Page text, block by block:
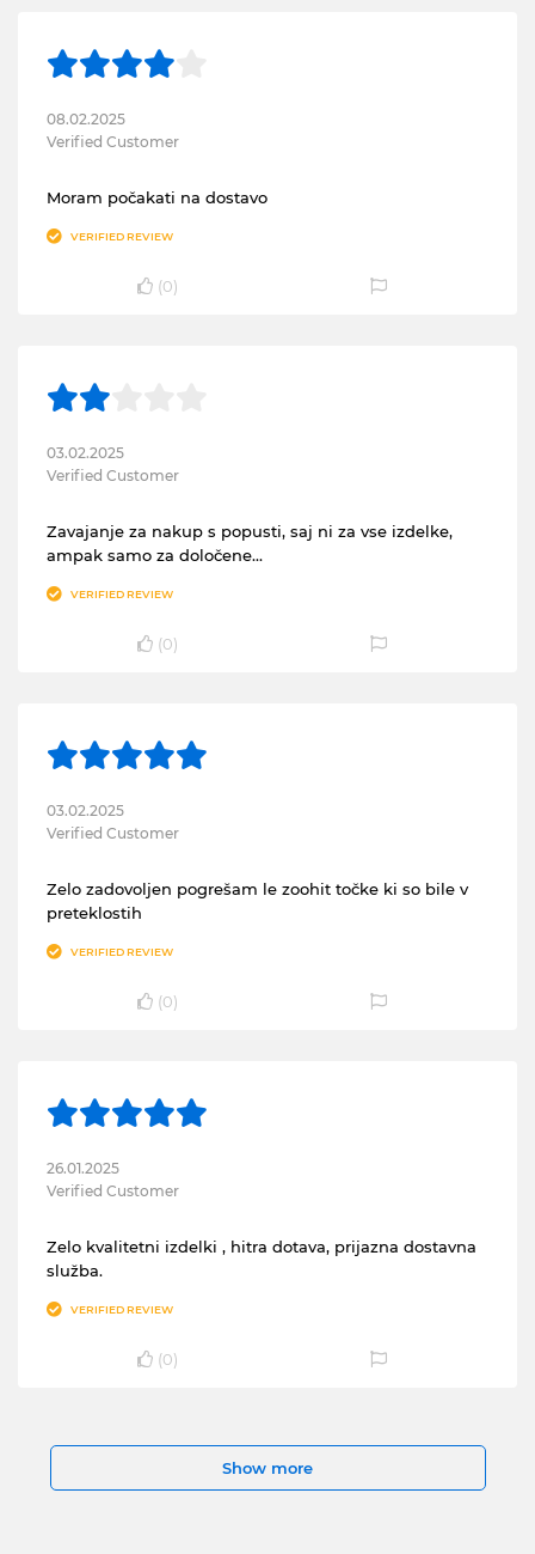
08.02.2025
Verified Customer
Moram počakati na dostavo
VERIFIED REVIEW
(0)
03.02.2025
Verified Customer
Zavajanje za nakup s popusti, saj ni za vse izdelke,
ampak samo za določene...
VERIFIED REVIEW
(0)
03.02.2025
Verified Customer
Zelo zadovoljen pogrešam le zoohit točke ki so bile v
preteklostih
VERIFIED REVIEW
(0)
26.01.2025
Verified Customer
Zelo kvalitetni izdelki , hitra dotava, prijazna dostavna
služba.
VERIFIED REVIEW
(0)
Show more